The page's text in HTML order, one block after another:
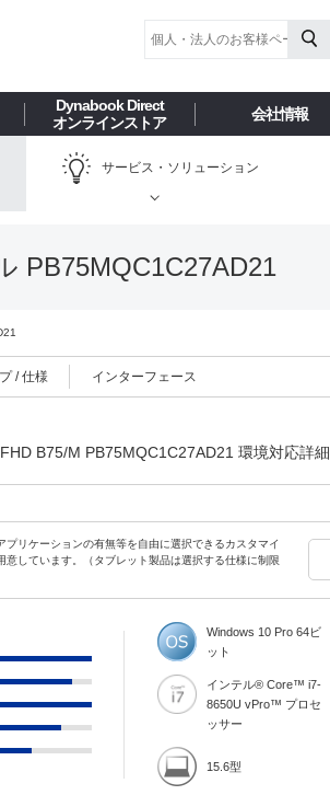
Dynabook Direct
オンラインストア
会社情報
サービス・ ソリューション
PB75MQC1C27AD21
/ 仕様 インターフェース
B75/M PB75MQC1C27AD21 環境対応詳細
プリケーションの有無等を自由に選択できるカスタマイ
意しています。（タブレット製品は選択する仕様に制限
Windows 10 Pro 64ビ
ット
インテル® Core™ i7-
8650U vPro™ プロセ
ッサー
15.6型